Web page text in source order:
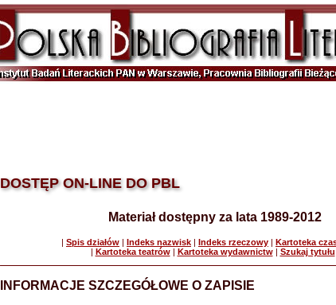
DOSTĘP ON-LINE DO PBL
Materiał dostępny za lata 1989-2012
| Spis działów | Indeks nazwisk | Indeks rzeczowy | Kartoteka
| Kartoteka teatrów| Kartoteka wydawnictw| Szukaj tytułu
INFORMACJE SZCZEGÓŁOWE O ZAPISIE